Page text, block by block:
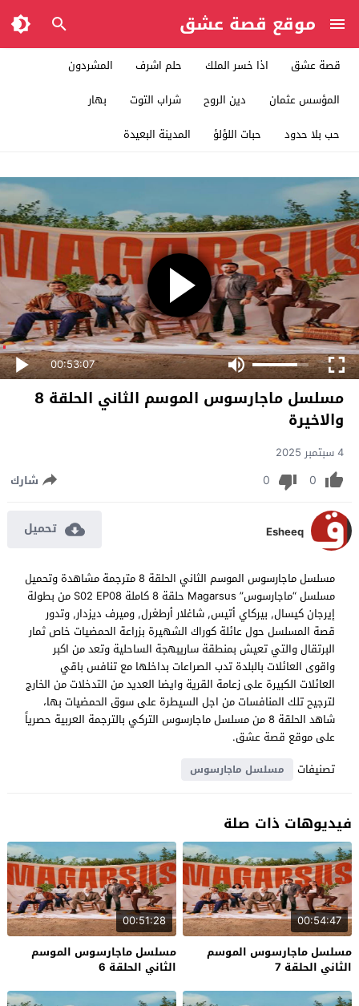
موقع قصة عشق
قصة عشق اذا خسر الملك حلم اشرف
المشردون
المؤسس عثمان
دين الروح شراب التوت
بهار
حب بلا حدود
حبات اللؤلؤ المدينة البعيدة
00:53:07
مسلسل ماجارسوس الموسم الثاني الحلقة 8
والاخيرة
4 سبتمبر 2025
0
0 شارك
Esheeq تحميل
مسلسل ماجارسوس الموسم الثاني الحلقة 8 مترجمة مشاهدة وتحميل
مسلسل “ماجارسوس” Magarsus حلقة 8 كاملة S02 EP08 من بطولة
إيرجان كيسال, بيركاي أتيس, شاغلار أرطغرل, وميرف ديزدار, وتدور
قصة المسلسل حول عائلة كوراك الشهيرة بزراعة الحمضيات خاص ثمار
البرتقال والتي تعيش بمنطقة ساريبهجة الساحلية وتعد من اكبر
واقوى العائلات بالبلدة تدب الصراعات بداخلها مع تنافس باقي
العائلات الكبيرة على زعامة القرية وايضا العديد من التدخلات من الخارج
لترجيح تلك المنافسات من اجل السيطرة على سوق الحمضيات بها،
شاهد الحلقة 8 من مسلسل ماجارسوس التركي بالترجمة العربية حصرياً
على موقع قصة عشق.
تصنيفات
مسلسل ماجارسوس
فيديوهات ذات صلة
00:54:47
مسلسل ماجارسوس الموسم
الثاني الحلقة 7
00:51:28
مسلسل ماجارسوس الموسم
الثاني الحلقة 6